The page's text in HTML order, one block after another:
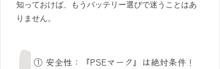
知っておけば、もうバッテリー選びで迷うことはあ
りません。
① 安全性：『PSEマーク』は絶対条件！